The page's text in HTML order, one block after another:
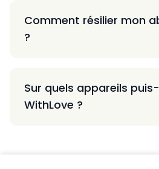
Comment résilier mon
?
Sur quels appareils
WithLove ?